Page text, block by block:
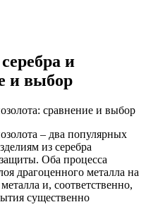
и
и выбор
сравнение и выбор
– два популярных
из серебра
Оба процесса
драгоценного металла на
и, соответственно,
существенно